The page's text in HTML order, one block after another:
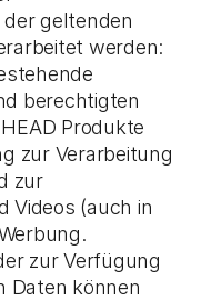
geltenden
werden:
berechtigten
Produkte
zur Verarbeitung
zur
Videos (auch in
zur Verfügung
Daten können